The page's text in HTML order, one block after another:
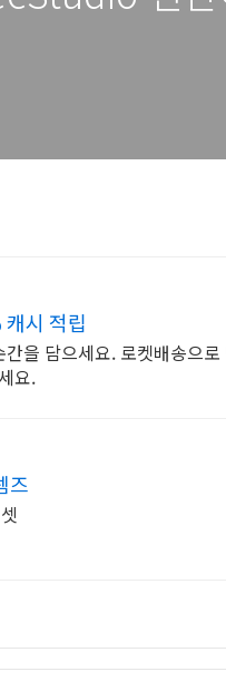
시 적립
을 담으세요. 로켓배송으
요.
즈